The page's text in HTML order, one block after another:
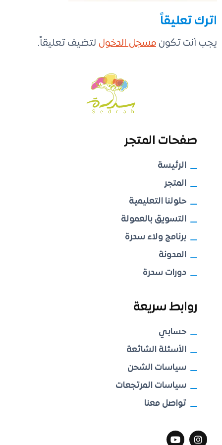
اترك تعليقاً
يجب أنت تكون مسجل الدخول لتضيف تعليقاً.
صفحات المتجر
الرئيسة
المتجر
حلولنا التعليمية
التسويق بالعمولة
برنامج ولاء سدرة
المدونة
دورات سدرة
روابط سريعة
حسابي
الأسئلة الشائعة
سياسات الشحن
سياسات المرتجعات
تواصل معنا